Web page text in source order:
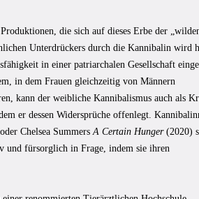
die sich auf dieses Erbe der
Unterdrückers durch die Kannibalin wird
in einer patriarchalen Gesellschaft
in dem Frauen gleichzeitig von Männern
kann der weibliche Kannibalismus auch als
er dessen Widersprüche offenlegt.
Chelsea Summers A Certain Hunger(2020)
und fürsorglich in Frage, indem sie ihren